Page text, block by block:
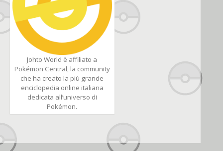
Johto World è affiliato a
Pokémon Central, la community
che ha creato la più grande
enciclopedia online italiana
dedicata all’universo di
Pokémon.